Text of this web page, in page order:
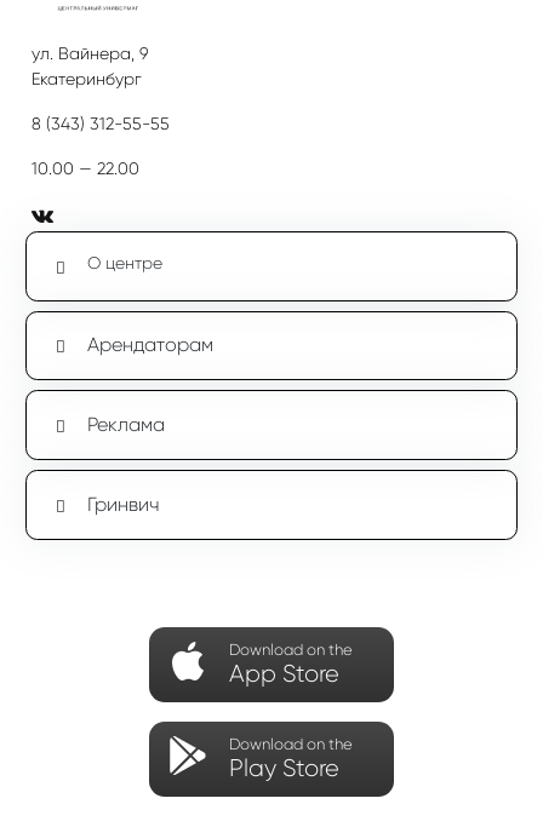
ул. Вайнера, 9
Екатеринбург
8 (343) 312-55-55
10.00 — 22.00
О центре
Арендаторам
Реклама
Гринвич
Download on the
App Store
Download on the
Play Store